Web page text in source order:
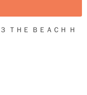
ＴＨＥ ＢＥＡＣＨ Ｈ